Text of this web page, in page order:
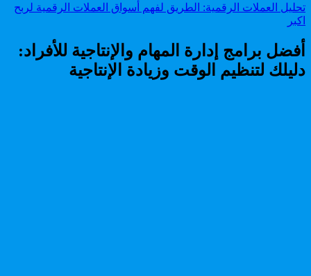
تحليل العملات الرقمية: الطريق لفهم أسواق العملات الرقمية لربح
اكبر
أفضل برامج إدارة المهام والإنتاجية للأفراد:
دليلك لتنظيم الوقت وزيادة الإنتاجية